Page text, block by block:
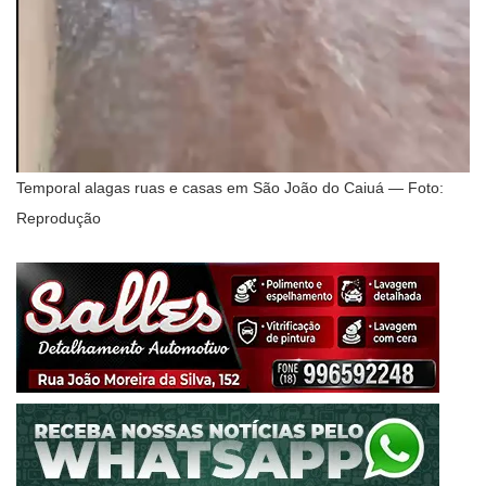
Temporal alagas ruas e casas em São João do Caiuá — Foto:
Reprodução